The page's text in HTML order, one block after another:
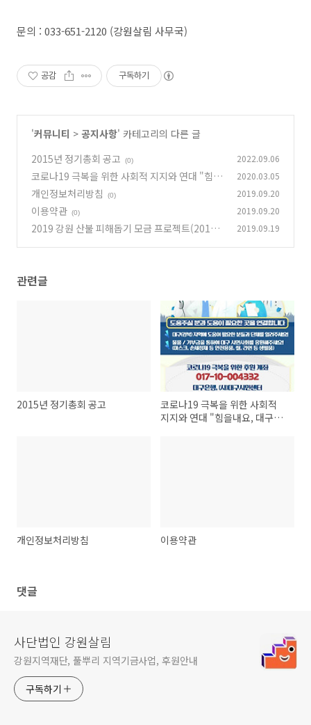
문의 : 033-651-2120 (강원살림 사무국)
공감 구독하기
'커뮤니티 > 공지사항' 카테고리의 다른 글
2015년 정기총회 공고
(0) 2022.09.06
코로나19 극복을 위한 사회적 지지와 연대 "힘을
내요, 대구경북! 함께해요, 시민사회!"
2020.03.05
개인정보처리방침 (0) 2019.09.20
이용약관 (0) 2019.09.20
2019 강원 산불 피해돕기 모금 프로젝트(2019.
2019.09.19
관련글
2015년 정기총회 공고
코로나19 극복을 위한 사회적
지지와 연대 "힘을내요, 대구경
개인정보처리방침 이용약관
댓글
사단법인 강원살림
강원지역재단, 풀뿌리 지역기금사업, 후원안내
구독하기